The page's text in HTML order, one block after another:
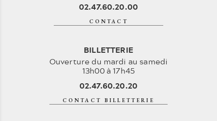
02.47.60.20.00
CONTACT
BILLETTERIE
Ouverture du mardi au samedi
13h00 à 17h45
02.47.60.20.20
CONTACT BILLETTERIE